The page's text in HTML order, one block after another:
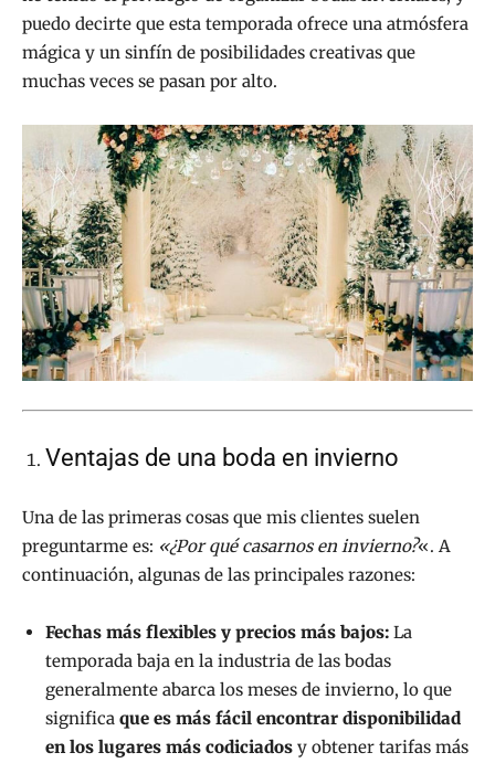
puedo decirte que esta temporada ofrece una atmósfera
mágica y un sinfín de posibilidades creativas que
muchas veces se pasan por alto.
Ventajas de una boda en invierno
Una de las primeras cosas que mis clientes suelen
preguntarme es: «¿Por qué casarnos en invierno?«. A
continuación, algunas de las principales razones:
Fechas más flexibles y precios más bajos: La
temporada baja en la industria de las bodas
generalmente abarca los meses de invierno, lo que
significa que es más fácil encontrar disponibilidad
en los lugares más codiciados y obtener tarifas más